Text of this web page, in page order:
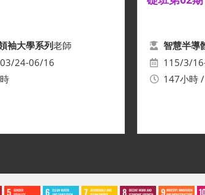
袖大學系列老師
24-06/16
智慧半導
115/3/
147小時